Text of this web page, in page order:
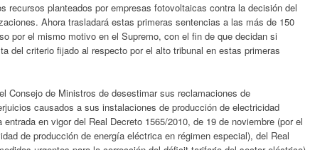
recursos planteados por empresas fotovoltaicas contra la decisión del
Ahora trasladará estas primeras sentencias a las más de 150
por el mismo motivo en el Supremo, con el fin de que decidan si
del criterio fijado al respecto por el alto tribunal en estas primeras
Consejo de Ministros de desestimar sus reclamaciones de
causados a sus instalaciones de producción de electricidad
en vigor del Real Decreto 1565/2010, de 19 de noviembre (por el
de producción de energía eléctrica en régimen especial), del Real